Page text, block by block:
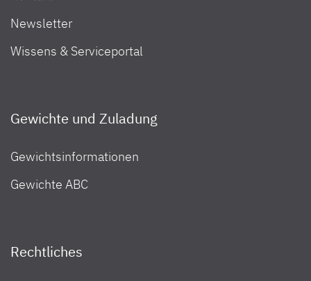
Newsletter
Wissens & Serviceportal
Gewichte und Zuladung
Gewichtsinformationen
Gewichte ABC
Rechtliches